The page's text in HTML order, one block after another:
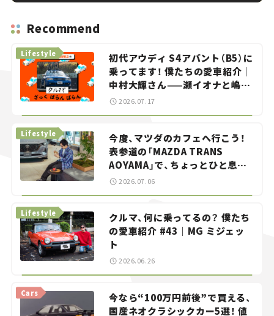
Recommend
初代アウディ S4アバント（B5）に
乗ってます！ 僕たちの愛車紹介｜
中村大輝さん——瀬イオナと嶋田
智之の「クルマでざっくばらんば
Lifestyle
2026.07.17
今度、マツダのカフェへ行こう！
表参道の「MAZDA TRANS
AOYAMA」で、ちょっとひと息。
——連載｜CCGとクルマでどうす
Lifestyle
2026.07.06
クルマ、何に乗ってるの？ 僕たち
の愛車紹介 #43｜MG ミジェッ
ト
Lifestyle
2026.06.26
今なら“100万円前後”で買える、
国産ネオクラシックカー5選！ 値
Cars